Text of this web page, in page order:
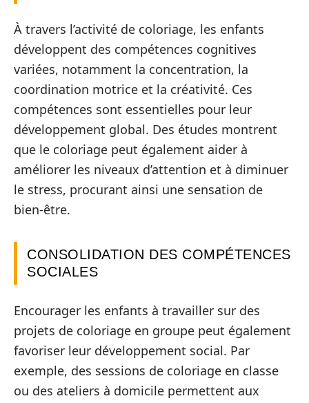
À travers l’activité de coloriage, les enfants
développent des compétences cognitives
variées, notamment la concentration, la
coordination motrice et la créativité. Ces
compétences sont essentielles pour leur
développement global. Des études montrent
que le coloriage peut également aider à
améliorer les niveaux d’attention et à diminuer
le stress, procurant ainsi une sensation de
bien-être.
CONSOLIDATION DES COMPÉTENCES
SOCIALES
Encourager les enfants à travailler sur des
projets de coloriage en groupe peut également
favoriser leur développement social. Par
exemple, des sessions de coloriage en classe
ou des ateliers à domicile permettent aux